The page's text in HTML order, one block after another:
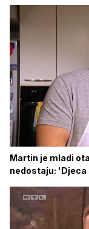
Martin je mladi
nedostaju: 'Djeca